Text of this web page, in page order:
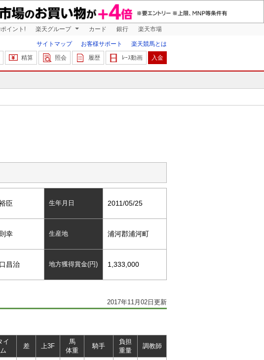
イント! 楽天グループ カード 銀行 楽天市場
サイトマップ お客様サポート
楽天競馬とは
精算 照会 履歴 ﾚｰｽ動画 入金
臣 生年月日 2011/05/25
幸 生産地 浦河郡浦河町
昌治 地方獲得賞金(円) 1,333,000
2017年11月02日更新
イ
ム
差 上3F
馬
体重
騎手
負担
重量
調教師